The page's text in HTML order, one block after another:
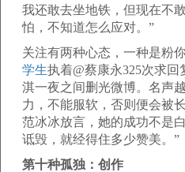
我还敢去坐地铁，但现在不
怕，不知道怎么应对。”
关注有两种心态，一种是粉
学生执着@蔡康永325次求
淇一夜之间删光微博。名声
力，不能服软，否则便会被
范冰冰放言，她的成功不是
诋毁，就经得住多少赞美。”
第十种孤独：创作